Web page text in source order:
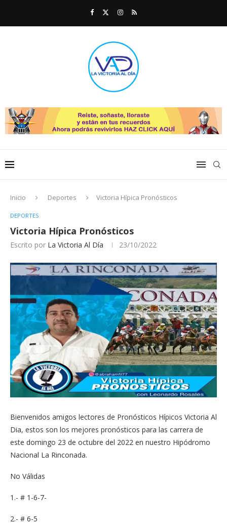
Inicio Deportes Victoria Hípica Pronósticos
DEPORTES
Victoria Hípica Pronósticos
Escrito por La Victoria Al Día 23/10/2022
Bienvenidos amigos lectores de Pronósticos Hípicos Victoria Al
Dia, estos son los mejores pronósticos para las carrera de
este domingo 23 de octubre del 2022 en nuestro Hipódromo
Nacional La Rinconada.
No Válidas
1.- # 1-6-7-
2.- # 6-5